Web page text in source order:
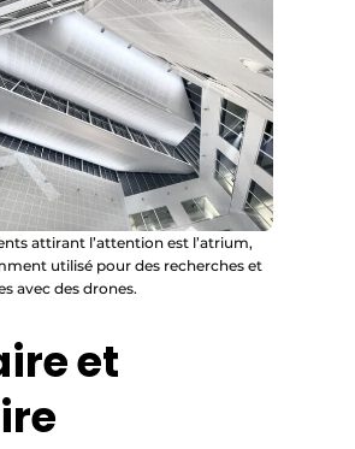
attirant l’attention est l’atrium,
utilisé pour des recherches et
avec des drones.
et